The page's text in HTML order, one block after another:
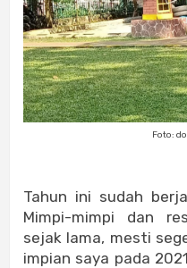
Foto:
Tahun ini sudah
Mimpi-mimpi dan
sejak lama, mesti
impian saya pada